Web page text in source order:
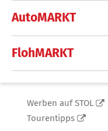
AutoMARKT
FlohMARKT
Werben auf STOL
Tourentipps